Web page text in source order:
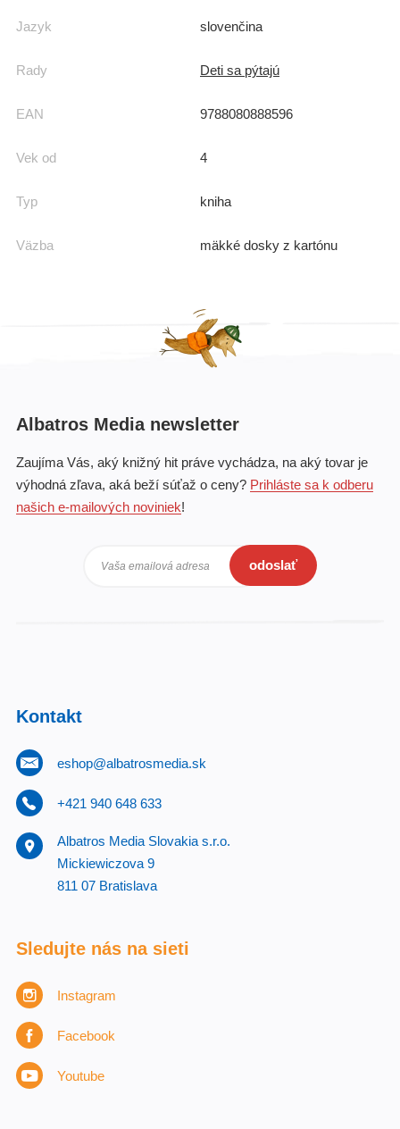
Jazyk slovenčina
Rady Deti sa pýtajú
EAN 9788080888596
Vek od 4
Typ kniha
Väzba mäkké dosky z kartónu
Albatros Media newsletter
Zaujíma Vás, aký knižný hit práve vychádza, na aký tovar je
výhodná zľava, aká beží súťaž o ceny? Prihláste sa k odberu
našich e-mailových noviniek!
Vaša emailová adresa odoslať
Kontakt
eshop@albatrosmedia.sk
+421 940 648 633
Albatros Media Slovakia s.r.o.
Mickiewiczova 9
811 07 Bratislava
Sledujte nás na sieti
Instagram
Facebook
Youtube